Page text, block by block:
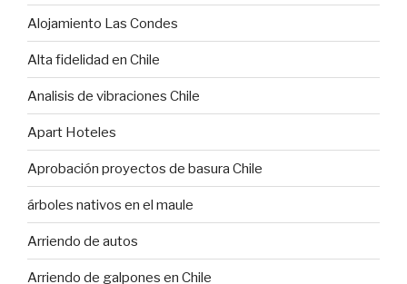
Alojamiento Las Condes
Alta fidelidad en Chile
Analisis de vibraciones Chile
Apart Hoteles
Aprobación proyectos de basura Chile
árboles nativos en el maule
Arriendo de autos
Arriendo de galpones en Chile